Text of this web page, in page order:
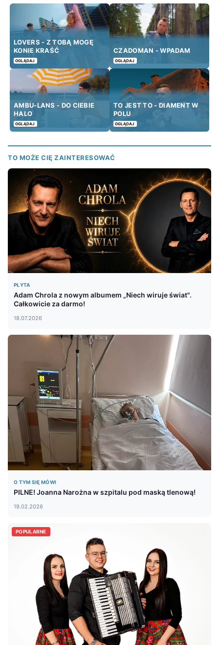
LOVERS - Z TOBĄ MOGĘ
KONIE KRAŚĆ
OGLĄDAJ
CZADOMAN - WPADAM
OGLĄDAJ
AMBU-LANS - DO CIEBIE
HALO
OGLĄDAJ
TO JEST TO - DIAMENT W
POLU
OGLĄDAJ
TO MOŻE CIĘ ZAINTERESOWAĆ
PŁYTA
Adam Chrola z nowym albumem „Niech wiruje świat".
Całkowicie za darmo!
18.07.2026
O TYM SIĘ MÓWI
PILNE! Joanna Narożna w szpitalu pod maską tlenową!
19.02.2026
POPULARNE